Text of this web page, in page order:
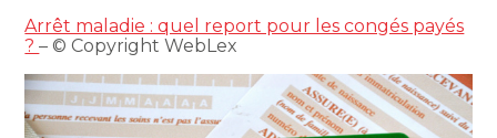
Arrêt maladie : quel report pour les congés payés
?– © Copyright WebLex